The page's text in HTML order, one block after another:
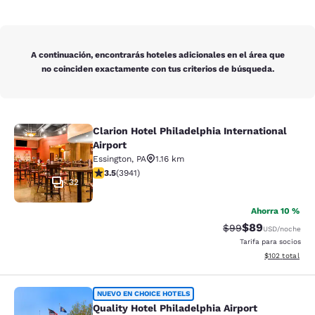
A continuación, encontrarás hoteles adicionales en el área que
no coinciden exactamente con tus criterios de búsqueda.
Clarion Hotel Philadelphia
32
Clarion Hotel Philadelphia International
Airport
Essington, PA
1.16 km
calificación de 3.45 estrellas. Bueno. 3941 reseñas
3.5(3941)
Ahorra 10 %
Precio tachado:
$99Precio con
$89USD/noche
Tarifa para socios
Ver detalles
$102 total
Quality Hotel Philadelphia Airport
NUEVO EN CHOICE HOTELS
Quality Hotel Philadelphia Airport